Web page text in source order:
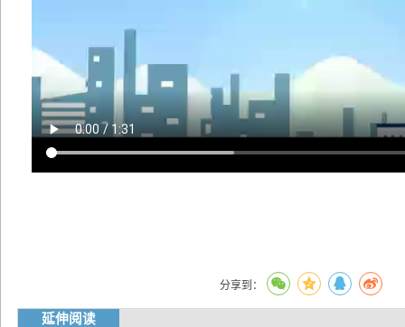
分享到：
延伸阅读